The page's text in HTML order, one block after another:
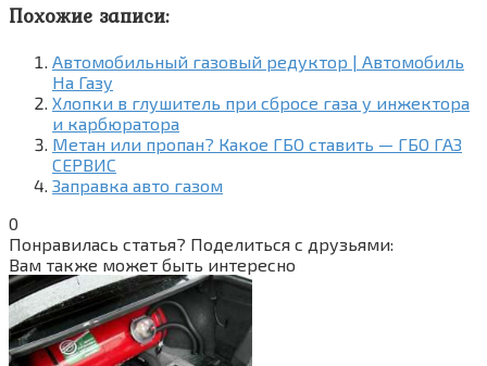
Похожие записи:
Автомобильный газовый редуктор | Автомобиль
На Газу
Хлопки в глушитель при сбросе газа у инжектора
и карбюратора
Метан или пропан? Какое ГБО ставить — ГБО ГАЗ
СЕРВИС
Заправка авто газом
0
Понравилась статья? Поделиться с друзьями:
Вам также может быть интересно